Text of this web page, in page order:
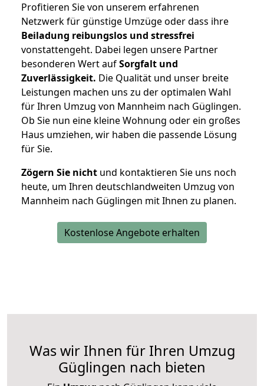
Profitieren Sie von unserem erfahrenen
Netzwerk für günstige Umzüge oder dass ihre
Beiladung reibungslos und stressfrei
vonstattengeht. Dabei legen unsere Partner
besonderen Wert aufSorgfalt und
Zuverlässigkeit. Die Qualität und unser breite
Leistungen machen uns zu der optimalen Wahl
für Ihren Umzug von Mannheim nach Güglingen.
Ob Sie nun eine kleine Wohnung oder ein großes
Haus umziehen, wir haben die passende Lösung
für Sie.
Zögern Sie nicht und kontaktieren Sie uns noch
heute, um Ihren deutschlandweiten Umzug von
Mannheim nach Güglingen mit Ihnen zu planen.
Kostenlose Angebote erhalten
Was wir Ihnen für Ihren Umzug
Güglingen nach bieten